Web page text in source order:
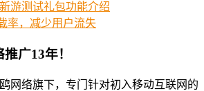
游测试礼包功能介绍
率，减少用户流失
广13年！
网络旗下，专门针对初入移动互联网的